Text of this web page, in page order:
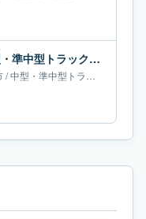
株式会社ロジックナンカイの中型・準中型トラックドライバー求人｜大阪府堺市｜月給66万円
/中型・準中型トラックドライバー